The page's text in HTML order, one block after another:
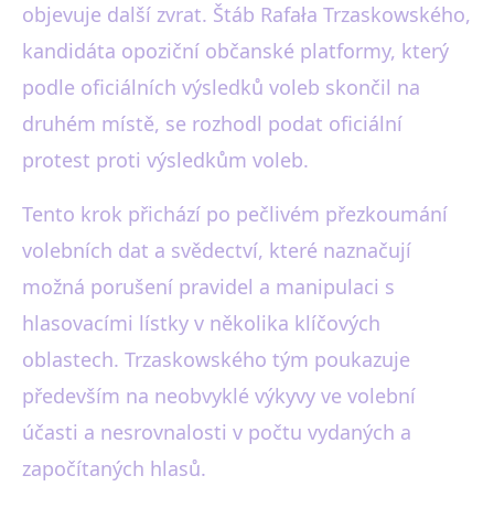
objevuje další zvrat. Štáb Rafała Trzaskowského,
kandidáta opoziční občanské platformy, který
podle oficiálních výsledků voleb skončil na
druhém místě, se rozhodl podat oficiální
protest proti výsledkům voleb.
Tento krok přichází po pečlivém přezkoumání
volebních dat a svědectví, které naznačují
možná porušení pravidel a manipulaci s
hlasovacími lístky v několika klíčových
oblastech. Trzaskowského tým poukazuje
především na neobvyklé výkyvy ve volební
účasti a nesrovnalosti v počtu vydaných a
započítaných hlasů.